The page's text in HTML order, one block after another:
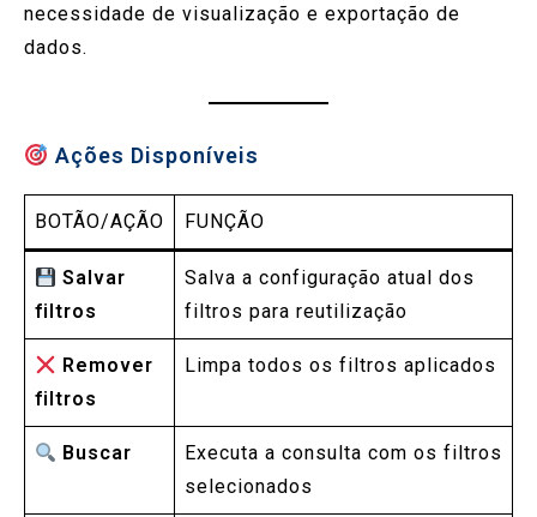
necessidade de visualização e exportação de
dados.
Ações Disponíveis
BOTÃO/AÇÃO FUNÇÃO
Salvar
filtros
Salva a configuração atual dos
filtros para reutilização
Remover
filtros
Limpa todos os filtros aplicados
Buscar
Executa a consulta com os filtros
selecionados